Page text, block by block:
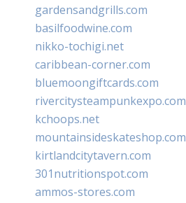
gardensandgrills.com
basilfoodwine.com
nikko-tochigi.net
caribbean-corner.com
bluemoongiftcards.com
rivercitysteampunkexpo.com
kchoops.net
mountainsideskateshop.com
kirtlandcitytavern.com
301nutritionspot.com
ammos-stores.com